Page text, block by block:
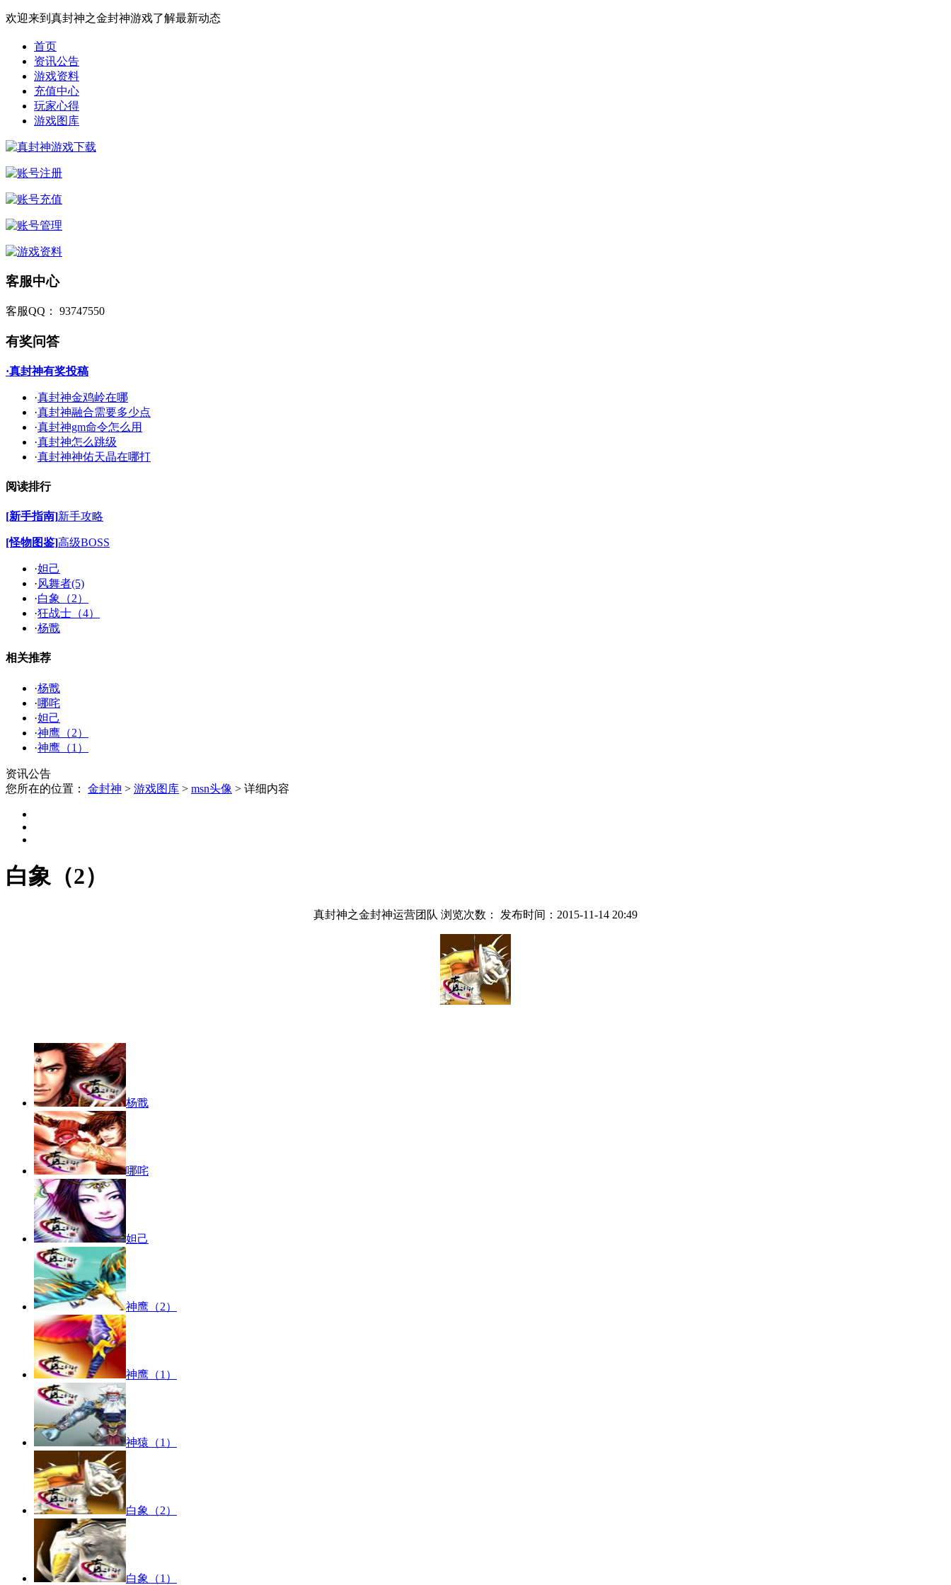
欢迎来到真封神之金封神游戏了解最新动态
首页
资讯公告
游戏资料
充值中心
玩家心得
游戏图库
客服中心
客服QQ： 93747550
有奖问答
·真封神有奖投稿
·真封神金鸡岭在哪
·真封神融合需要多少点
·真封神gm命令怎么用
·真封神怎么跳级
·真封神神佑天晶在哪打
阅读排行
[新手指南]新手攻略
[怪物图鉴]高级BOSS
·妲己
·风舞者(5)
·白象（2）
·狂战士（4）
·杨戬
相关推荐
·杨戬
·哪咤
·妲己
·神鹰（2）
·神鹰（1）
资讯公告
您所在的位置： 金封神 > 游戏图库 > msn头像 > 详细内容
白象（2）
真封神之金封神运营团队 浏览次数： 发布时间：2015-11-14 20:49
杨戬
哪咤
妲己
神鹰（2）
神鹰（1）
神猿（1）
白象（2）
白象（1）